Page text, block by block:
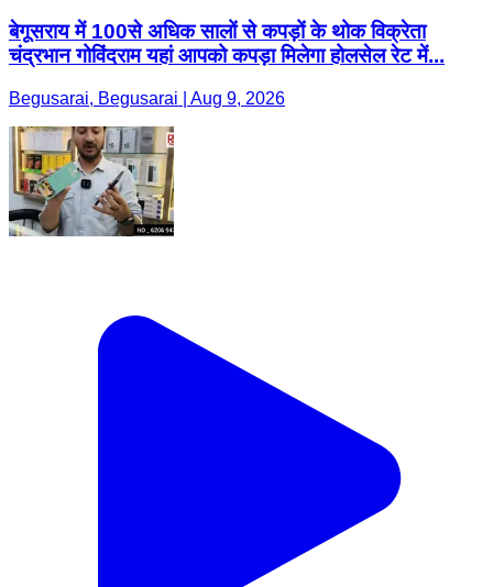
बेगूसराय में 100से अधिक सालों से कपड़ों के थोक विक्रेता
चंद्रभान गोविंदराम यहां आपको कपड़ा मिलेगा होलसेल रेट में...
Begusarai, Begusarai | Aug 9, 2026